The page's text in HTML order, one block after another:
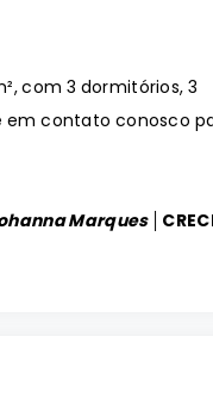
com 3 dormitórios, 3
em contato conosco
Marques │